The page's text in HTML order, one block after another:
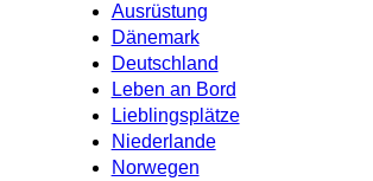
Ausrüstung
Dänemark
Deutschland
Leben an Bord
Lieblingsplätze
Niederlande
Norwegen